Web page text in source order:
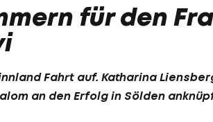
für den
Fahrt auf. Katharina
an den Erfolg in Sölden